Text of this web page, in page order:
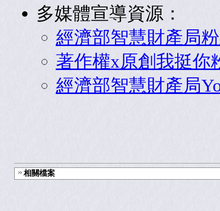
多媒體宣導資源：
經濟部智慧財產局
著作權x原創我挺你
經濟部智慧財產局
相關檔案